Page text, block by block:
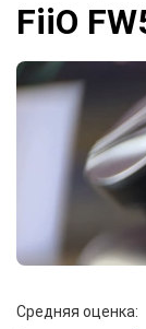
FiiO
Средняя оценка: